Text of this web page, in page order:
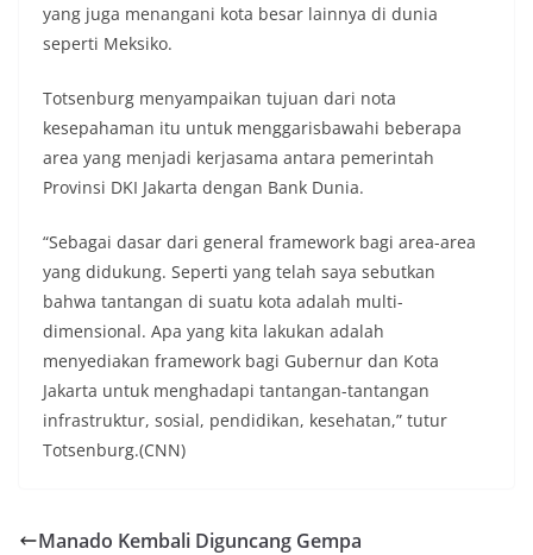
yang juga menangani kota besar lainnya di dunia
seperti Meksiko.
Totsenburg menyampaikan tujuan dari nota
kesepahaman itu untuk menggarisbawahi beberapa
area yang menjadi kerjasama antara pemerintah
Provinsi DKI Jakarta dengan Bank Dunia.
“Sebagai dasar dari general framework bagi area-area
yang didukung. Seperti yang telah saya sebutkan
bahwa tantangan di suatu kota adalah multi-
dimensional. Apa yang kita lakukan adalah
menyediakan framework bagi Gubernur dan Kota
Jakarta untuk menghadapi tantangan-tantangan
infrastruktur, sosial, pendidikan, kesehatan,” tutur
Totsenburg.(CNN)
Manado Kembali Diguncang Gempa